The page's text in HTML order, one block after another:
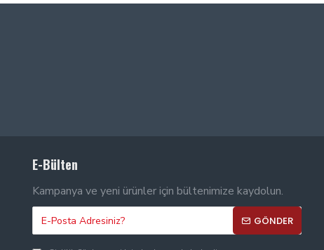
E-Bülten
Kampanya ve yeni ürünler için bültenimize kaydolun.
GÖNDER